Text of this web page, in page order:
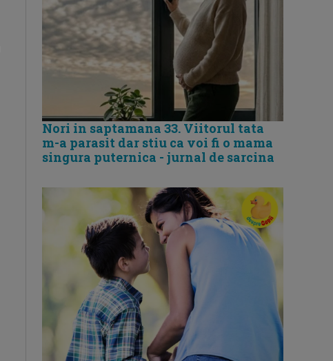
Nori in saptamana 33. Viitorul tata
m-a parasit dar stiu ca voi fi o mama
singura puternica - jurnal de sarcina